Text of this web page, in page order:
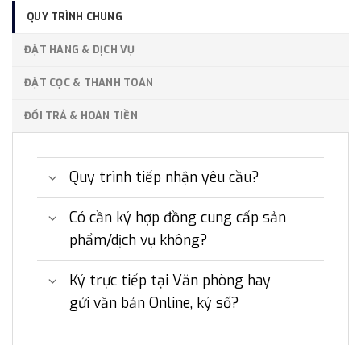
QUY TRÌNH CHUNG
ĐẶT HÀNG & DỊCH VỤ
ĐẶT CỌC & THANH TOÁN
ĐỔI TRẢ & HOÀN TIỀN
Quy trình tiếp nhận yêu cầu?
Có cần ký hợp đồng cung cấp sản
phẩm/dịch vụ không?
Ký trực tiếp tại Văn phòng hay
gửi văn bản Online, ký số?